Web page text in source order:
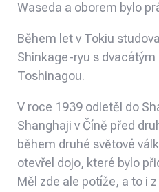
Waseda a oborem bylo
Během let v Tokiu
Shinkage-ryu s dvacátým
Toshinagou.
V roce 1939 odletěl do
Shanghaji v Číně před
během druhé světové
otevřel dojo, které bylo
Měl zde ale potíže, a to i